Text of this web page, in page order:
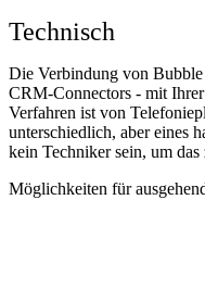
Technisch
Die Verbindung von
CRM-Connectors - mit
Verfahren ist von
unterschiedlich, aber eines
kein Techniker sein, um das
Möglichkeiten für